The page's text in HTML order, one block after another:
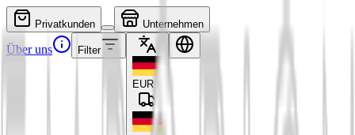
Privatkunden Unternehmen
Über uns Filter
EUR